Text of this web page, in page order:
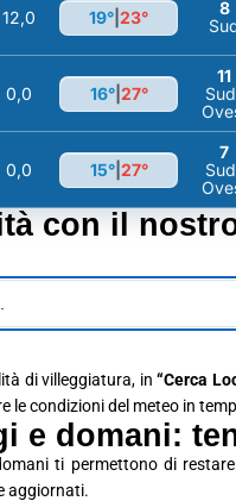
12,0 19° 23°
8
0,0 16°| 27°
11
0,0 15°| 27°
7
con il
di villeggiatura, in“Cerca
le condizioni del meteo in
e domani:
ti permettono di
aggiornati.